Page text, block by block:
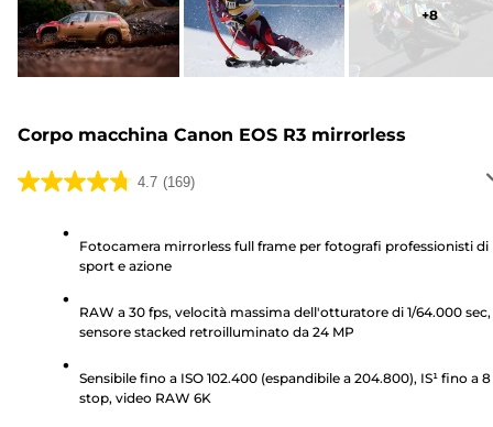
+8
Corpo macchina Canon EOS R3 mirrorless
4.7 (169)
4.7
recensioni
Fotocamera mirrorless full frame per fotografi professionisti di
sport e azione
RAW a 30 fps, velocità massima dell'otturatore di 1/64.000 sec,
sensore stacked retroilluminato da 24 MP
Sensibile fino a ISO 102.400 (espandibile a 204.800), IS¹ fino a 8
stop, video RAW 6K